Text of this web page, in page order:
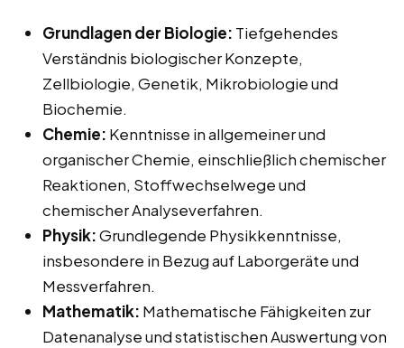
Grundlagen der Biologie: Tiefgehendes
Verständnis biologischer Konzepte,
Zellbiologie, Genetik, Mikrobiologie und
Biochemie.
Chemie: Kenntnisse in allgemeiner und
organischer Chemie, einschließlich chemischer
Reaktionen, Stoffwechselwege und
chemischer Analyseverfahren.
Physik:Grundlegende Physikkenntnisse,
insbesondere in Bezug auf Laborgeräte und
Messverfahren.
Mathematik: Mathematische Fähigkeiten zur
Datenanalyse und statistischen Auswertung von